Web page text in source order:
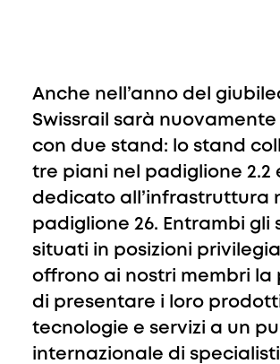
Anche nell’anno del
Swissrail sarà
con due stand: lo stand
tre piani nel padiglione 2.2
dedicato all’infrastruttura
padiglione 26. Entrambi gli
situati in posizioni
offrono ai nostri membri la
di presentare i loro
tecnologie e servizi a un
internazionale di